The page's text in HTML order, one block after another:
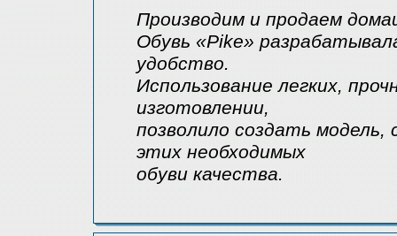
Производим и продаем
Обувь «Pike»
удобство.
Использование легких,
изготовлении,
позволило создать
этих необходимых
обуви качества.